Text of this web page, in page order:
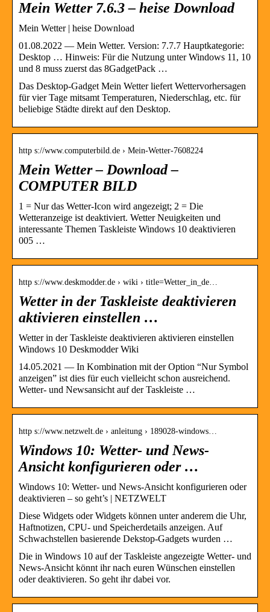
Mein Wetter 7.6.3 – heise Download
Mein Wetter | heise Download
01.08.2022 — Mein Wetter. Version: 7.7.7 Hauptkategorie:
Desktop … Hinweis: Für die Nutzung unter Windows 11, 10
und 8 muss zuerst das 8GadgetPack …
Das Desktop-Gadget Mein Wetter liefert Wettervorhersagen
für vier Tage mitsamt Temperaturen, Niederschlag, etc. für
beliebige Städte direkt auf den Desktop.
http s://www.computerbild.de › Mein-Wetter-7608224
Mein Wetter – Download –
COMPUTER BILD
1 = Nur das Wetter-Icon wird angezeigt; 2 = Die
Wetteranzeige ist deaktiviert. Wetter Neuigkeiten und
interessante Themen Taskleiste Windows 10 deaktivieren
005 …
http s://www.deskmodder.de › wiki › title=Wetter_in_de…
Wetter in der Taskleiste deaktivieren
aktivieren einstellen …
Wetter in der Taskleiste deaktivieren aktivieren einstellen
Windows 10 Deskmodder Wiki
14.05.2021 — In Kombination mit der Option “Nur Symbol
anzeigen” ist dies für euch vielleicht schon ausreichend.
Wetter- und Newsansicht auf der Taskleiste …
http s://www.netzwelt.de › anleitung › 189028-windows…
Windows 10: Wetter- und News-
Ansicht konfigurieren oder …
Windows 10: Wetter- und News-Ansicht konfigurieren oder
deaktivieren – so geht’s | NETZWELT
Diese Widgets oder Widgets können unter anderem die Uhr,
Haftnotizen, CPU- und Speicherdetails anzeigen. Auf
Schwachstellen basierende Dekstop-Gadgets wurden …
Die in Windows 10 auf der Taskleiste angezeigte Wetter- und
News-Ansicht könnt ihr nach euren Wünschen einstellen
oder deaktivieren. So geht ihr dabei vor.